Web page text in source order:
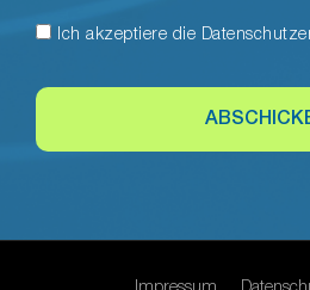
Ich akzeptiere die